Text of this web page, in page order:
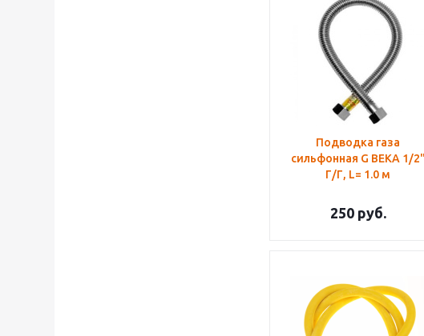
Подводка газа
сильфонная G BEKA 1/2"
Г/Г, L= 1.0 м
250руб.